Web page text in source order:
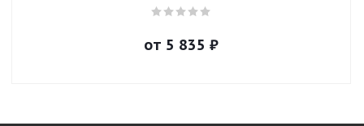
от 5 835 ₽